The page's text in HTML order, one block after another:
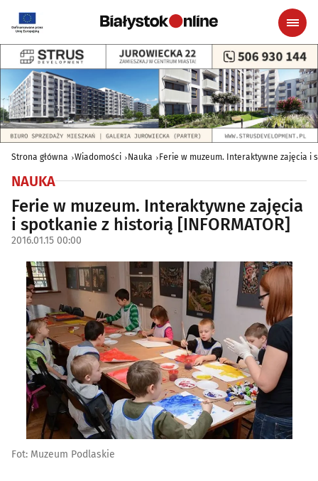
Strona główna Wiadomości Nauka Ferie w muzeum. Interaktywne zajęcia i
NAUKA
Ferie w muzeum. Interaktywne zajęcia
i spotkanie z historią [INFORMATOR]
2016.01.15 00:00
Fot: Muzeum Podlaskie